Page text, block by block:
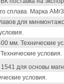
сплава. Марка
для
мм. Технические
условия.
для основы
условия.